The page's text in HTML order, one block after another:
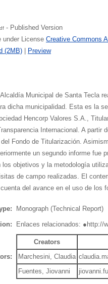
- Published Version
under License Creative Commons
(2MB) | Preview
Municipal de Santa Tecla
dicha municipalidad. Esta es la
Hencorp Valores S.A.,
Internacional. A
Fondo de Titularización.
un segundo informe
los objetivos y la metodología
de campo realizadas. El
del avance en el uso de los
Monograph (Technical Report)
Enlaces relacionados: ●http://
Creators
Marchesini, Claudia
Fuentes, Jiovanni